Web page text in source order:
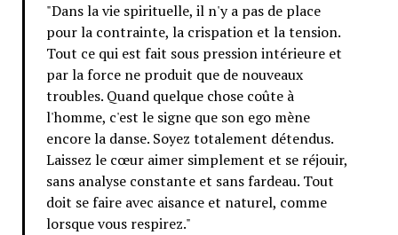
"Dans la vie spirituelle, il n'y a pas de place
pour la contrainte, la crispation et la tension.
Tout ce qui est fait sous pression intérieure et
par la force ne produit que de nouveaux
troubles. Quand quelque chose coûte à
l'homme, c'est le signe que son ego mène
encore la danse. Soyez totalement détendus.
Laissez le cœur aimer simplement et se réjouir,
sans analyse constante et sans fardeau. Tout
doit se faire avec aisance et naturel, comme
lorsque vous respirez."